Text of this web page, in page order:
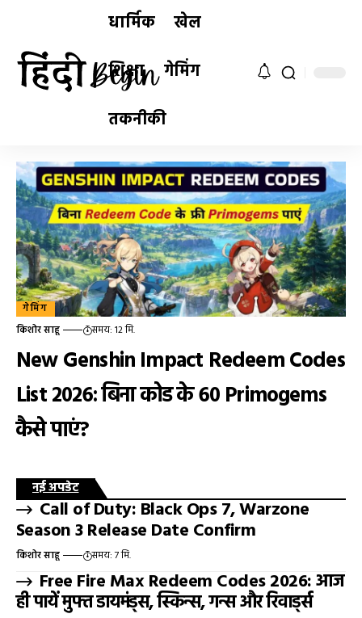
धार्मिक
खेल
शिक्षा
गेमिंग
तकनीकी
गेमिंग
किशोर साहू
समय: 12 मि.
New Genshin Impact Redeem Codes
List 2026: बिना कोड के 60 Primogems
कैसे पाएं?
नई अपडेट
Call of Duty: Black Ops 7, Warzone
Season 3 Release Date Confirm
किशोर साहू समय: 7 मि.
Free Fire Max Redeem Codes 2026: आज
ही पायें मुफ्त डायमंड्स, स्किन्स, गन्स और रिवार्ड्स